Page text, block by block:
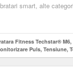
smart, alte
Fitness Techstar®
Puls, Tensiune,